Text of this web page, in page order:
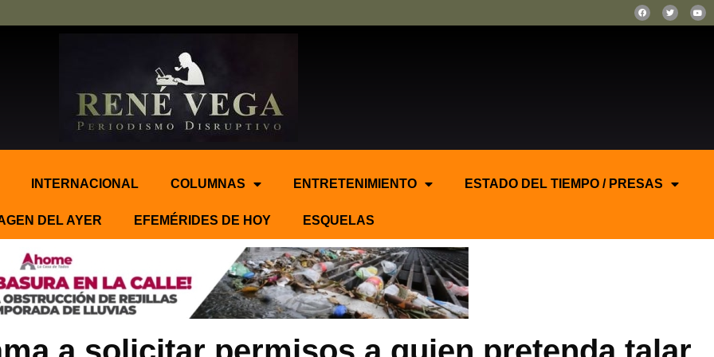
INTERNACIONAL COLUMNAS ENTRETENIMIENTO ESTADO DEL TIEMPO / PRESAS
DEL AYER EFEMÉRIDES DE HOY ESQUELAS